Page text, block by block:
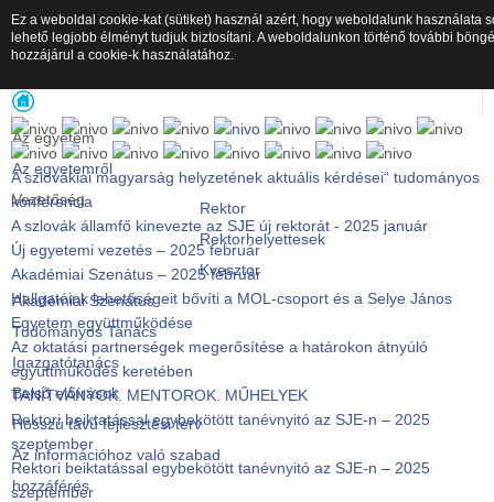
Az egyetem
Az egyetemről
Vezetőség
Rektor
Rektorhelyettesek
Kvesztor
Akadémiai Szenátus
Tudományos Tanács
Igazgatótanács
Belső előírások
Hosszú távú fejlesztési terv
Az információhoz való szabad
hozzáférés
A szlovákiai magyarság helyzetének aktuális kérdései“ tudományos
konferencia
A szlovák államfő kinevezte az SJE új rektorát - 2025 január
Új egyetemi vezetés – 2025 február
Akadémiai Szenátus – 2025 február
Hallgatóink lehetőségeit bővíti a MOL-csoport és a Selye János
Egyetem együttműködése
Az oktatási partnerségek megerősítése a határokon átnyúló
együttműködés keretében
TANÍTVÁNYOK. MENTOROK. MŰHELYEK
Rektori beiktatással egybekötött tanévnyitó az SJE-n – 2025
szeptember
Rektori beiktatással egybekötött tanévnyitó az SJE-n – 2025
szeptember
Ez a weboldal cookie-kat (sütiket) használ azért, hogy weboldalunk használata
lehető legjobb élményt tudjuk biztosítani. A weboldalunkon történő további
hozzájárul a cookie-k használatához.